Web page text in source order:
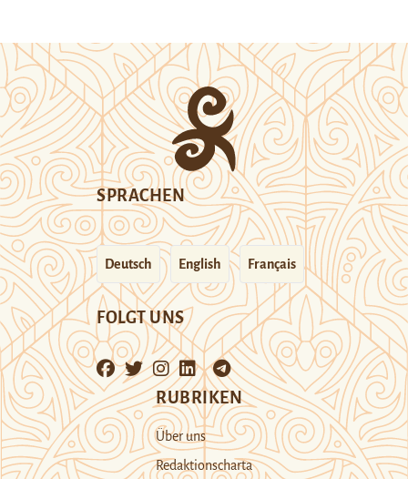
SPRACHEN
Deutsch English Français
FOLGT UNS
RUBRIKEN
Über uns
Redaktionscharta